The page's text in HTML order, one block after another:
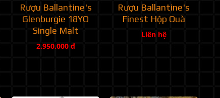
Rượu Ballantine's
Glenburgie 18YO
Single Malt
2.950.000 đ
Rượu Ballantine's
Finest Hộp Quà
Liên hệ